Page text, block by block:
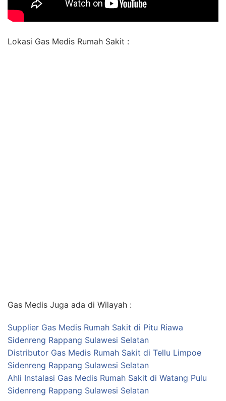
Lokasi Gas Medis Rumah Sakit :
Gas Medis Juga ada di Wilayah :
Supplier Gas Medis Rumah Sakit di Pitu Riawa
Sidenreng Rappang Sulawesi Selatan
Distributor Gas Medis Rumah Sakit di Tellu Limpoe
Sidenreng Rappang Sulawesi Selatan
Ahli Instalasi Gas Medis Rumah Sakit di Watang Pulu
Sidenreng Rappang Sulawesi Selatan